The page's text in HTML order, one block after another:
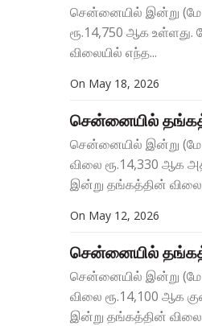
சென்னையில் இன்று (மே
ரூ.14,750 ஆக உள்ளது.
விலையில் எந்த...
On May 18, 2026
சென்னையில்
சென்னையில் இன்று (மே
விலை ரூ.14,330 ஆக
இன்று தங்கத்தின் விலை
On May 12, 2026
சென்னையில்
சென்னையில் இன்று (மே
விலை ரூ.14,100 ஆக
இன்று தங்கத்தின் விலை